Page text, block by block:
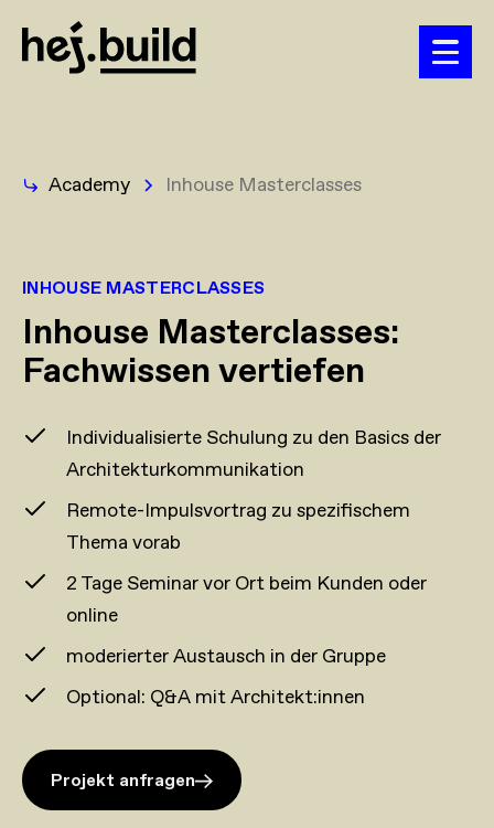
Academy Inhouse Masterclasses
INHOUSE MASTERCLASSES
Inhouse Masterclasses:
Fachwissen vertiefen
Individualisierte Schulung zu den Basics der
Architekturkommunikation
Remote-Impulsvortrag zu spezifischem
Thema vorab
2 Tage Seminar vor Ort beim Kunden oder
online
moderierter Austausch in der Gruppe
Optional: Q&A mit Architekt:innen
Projekt anfragen